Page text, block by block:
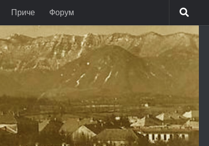
Приче Форум